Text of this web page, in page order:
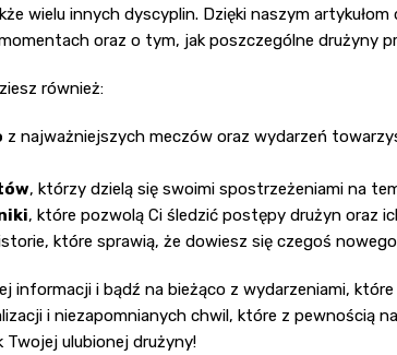
wielu innych dyscyplin. Dzięki naszym
oraz o tym, jak poszczególne drużyny
również:
z najważniejszych meczów oraz wydarzeń
, którzy dzielą się swoimi spostrzeżeniami na
, które pozwolą Ci śledzić postępy drużyn oraz
które sprawią, że dowiesz się czegoś
informacji i bądź na bieżąco z wydarzeniami,
i niezapomnianych chwil, które z pewnością
Twojej ulubionej drużyny!